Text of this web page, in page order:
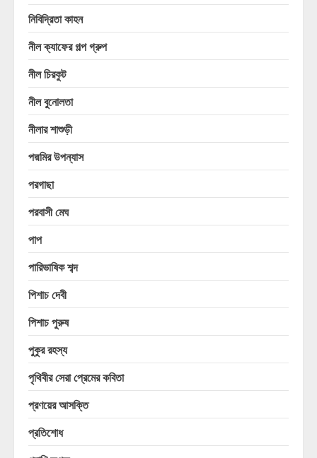
নিবিদ্রিতা কাহন
নীল ক্যাফের গল্প গ্রুপ
নীল চিরকুট
নীল বুনোলতা
নীলার শাশুড়ী
পদ্মমির উপন্যাস
পরগাছা
পরবাসী মেঘ
পাপ
পারিভাষিক শব্দ
পিশাচ দেবী
পিশাচ পুরুষ
পুকুর রহস্য
পৃথিবীর সেরা প্রেমের কবিতা
প্রণয়ের আসক্তি
প্রতিশোধ